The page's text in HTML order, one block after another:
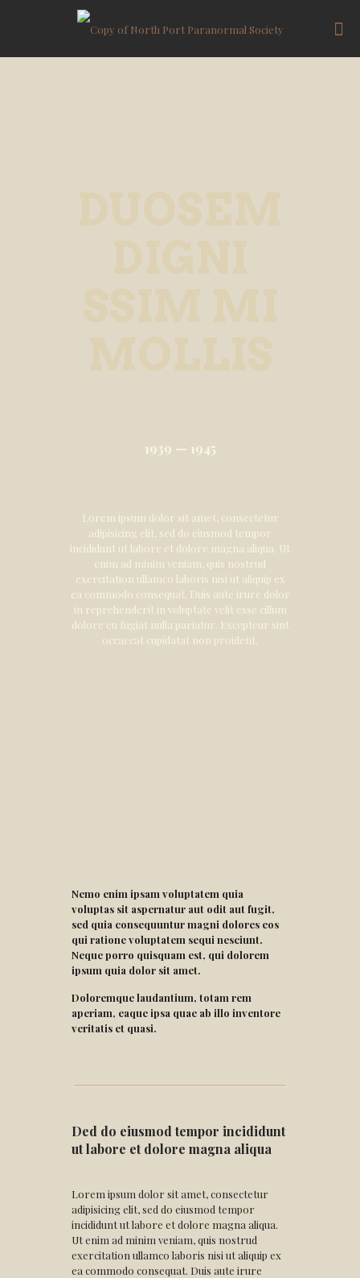
1939 — 1945
Lorem ipsum dolor sit amet, consectetur
adipisicing elit, sed do eiusmod tempor
incididunt ut labore et dolore magna aliqua. Ut
enim ad minim veniam, quis nostrud
exercitation ullamco laboris nisi ut aliquip ex
ea commodo consequat. Duis aute irure dolor
in reprehenderit in voluptate velit esse cillum
dolore eu fugiat nulla pariatur. Excepteur sint
occaecat cupidatat non proident.
Nemo enim ipsam voluptatem quia
voluptas sit aspernatur aut odit aut fugit,
sed quia consequuntur magni dolores eos
qui ratione voluptatem sequi nesciunt.
Neque porro quisquam est, qui dolorem
ipsum quia dolor sit amet.
Doloremque laudantium, totam rem
aperiam, eaque ipsa quae ab illo inventore
veritatis et quasi.
Ded do eiusmod tempor incididunt
ut labore et dolore magna aliqua
Lorem ipsum dolor sit amet, consectetur
adipisicing elit, sed do eiusmod tempor
incididunt ut labore et dolore magna aliqua.
Ut enim ad minim veniam, quis nostrud
exercitation ullamco laboris nisi ut aliquip ex
ea commodo consequat. Duis aute irure